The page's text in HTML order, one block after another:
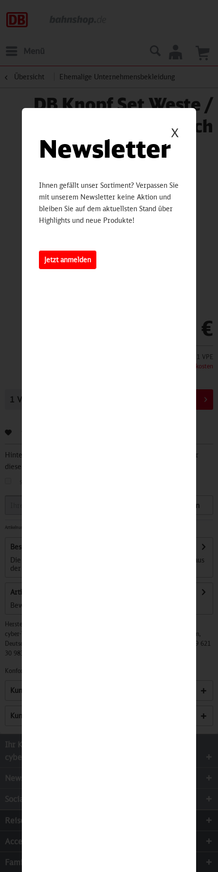
Menü
Übersicht Ehemalige Unternehmensbekleidung
DB Knopf Set Weste /
Hose 4 Loch
9,90 €
1 VPE
zzgl. Versandkosten
Hinterlegen Sie Ihre Email Adresse und bleiben Sie stets über
diesen Artikel informiert.
Speichern
Artikelnummer:
Beschreibung
Die DB Originale Kollektion liefert ganz besondere Stücke aus
der ereignisreichen Geschichte...
Artikel bewerten
Bewertungen lesen, schreiben und diskutieren...
Hersteller:
cyber-Wear Heidelberg GmbH, Elsa-Brändström-Str. 4, 68229 Mannheim,
Deutschland, Info@mycybergroup.com, https://mycybergroup.com, +49 621
30 983 0
Konformitätserklärungen zu unseren Produkten finden Sie
Kunden kauften auch
Kunden haben sich ebenfalls angesehen
Ihr Kontakt zur
cyber-Wear Heidelberg GmbH
Newsletter
Socialmedia
Reisen
Accessoires
Familie & Kinder
X
Newsletter
Ihnen gefällt unser Sortiment? Verpassen Sie
mit unserem Newsletter keine Aktion und
bleiben Sie auf dem aktuellsten Stand über
Highlights und neue Produkte!
Jetzt anmelden